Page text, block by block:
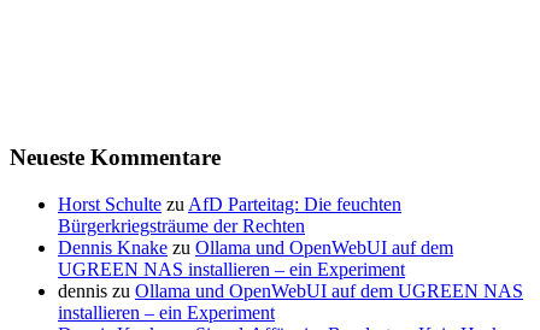
Neueste Kommentare
Horst Schulte zu AfD Parteitag: Die feuchten
Bürgerkriegsträume der Rechten
Dennis Knake zu Ollama und OpenWebUI auf dem
UGREEN NAS installieren – ein Experiment
dennis zu Ollama und OpenWebUI auf dem UGREEN NAS
installieren – ein Experiment